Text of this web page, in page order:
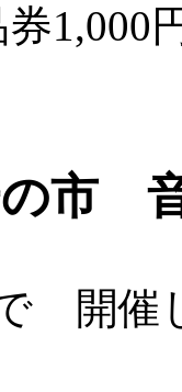
1,000
市
開